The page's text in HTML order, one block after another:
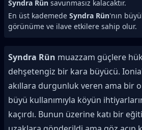
Syndra Rün savunmasız kalacaktır.
En üst kademede Syndra Rün'nın
görünüme ve ilave etkilere sahip olur.
Syndra Rün muazzam güçlere
dehşetengiz bir kara büyücü.
akıllara durgunluk veren ama bir
büyü kullanımıyla köyün
kaçırdı. Bunun üzerine katı bir